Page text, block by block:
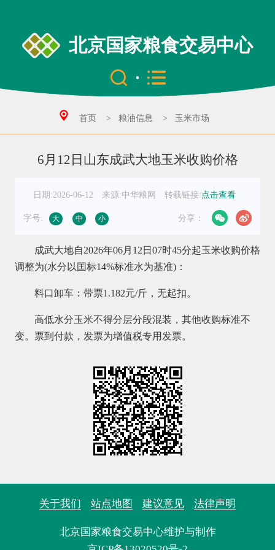
北京国家粮食交易中心
首页 > 粮油信息 > 玉米市场
6月12日山东成武大地玉米收购价格
日期:2026-06-12 来源:中华粮网 转载链接:点击查看
字号: 大 中 小 分享：
成武大地自2026年06月12日07时45分起玉米收购价格
调整为(水分以囯标14%标准水为基准)：
料口卸车：带票1.182元/斤，无起扣。
高低水分玉米不得分层分段混装，其他收购标准不
变。票到付款，发票为增值税专用发票。
关于我们 站点地图 建议意见 法律声明
北京国家粮食交易中心维护与制作